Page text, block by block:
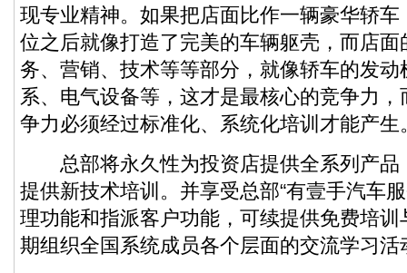
现专业精神。如果把店面比作一辆豪华轿车
位之后就像打造了完美的车辆躯壳，而店
务、营销、技术等等部分，就像轿车的发
系、电气设备等，这才是最核心的竞争力
争力必须经过标准化、系统化培训才能产生
总部将永久性为投资店提供全系列产品
提供新技术培训。并享受总部“有壹手汽车
理功能和指派客户功能，可续提供免费培
期组织全国系统成员各个层面的交流学习活